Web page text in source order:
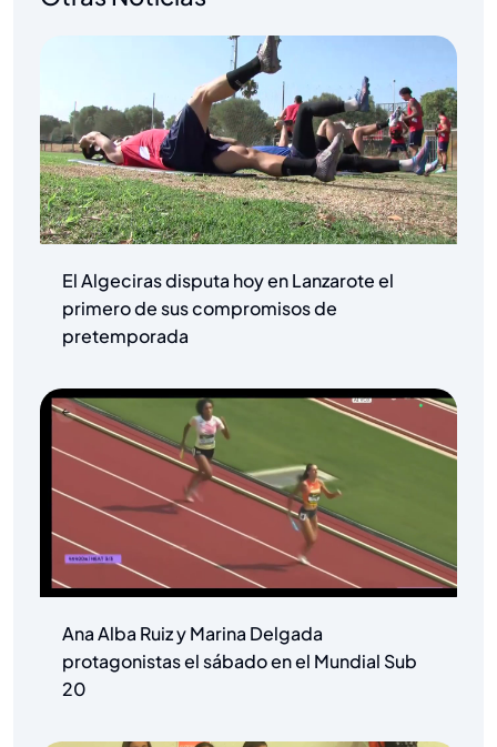
El Algeciras disputa hoy en Lanzarote el
primero de sus compromisos de
pretemporada
Ana Alba Ruiz y Marina Delgada
protagonistas el sábado en el Mundial Sub
20